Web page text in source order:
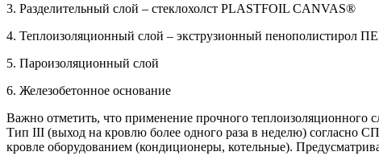
3. Разделительный слой – cтеклохолст PLASTFOIL CANVAS®
4. Теплоизоляционный слой – экструзионный
5. Пароизоляционный слой
6. Железобетонное основание
Важно отметить, что применение прочного
Тип III (выход на кровлю более одного раза в неделю) согласно
кровле оборудованием (кондиционеры, котельные).